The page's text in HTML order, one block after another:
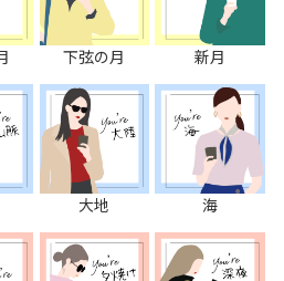
下弦の月 新月
大地 海